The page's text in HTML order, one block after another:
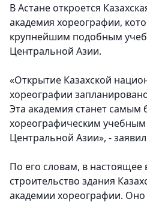
В Астане откроется
академия хореографии,
крупнейшим подобным
Центральной Азии.
«Открытие Казахской
хореографии
Эта академия станет
хореографическим
Центральной Азии», -
По его словам, в настоящее
строительство здания
академии хореографии.